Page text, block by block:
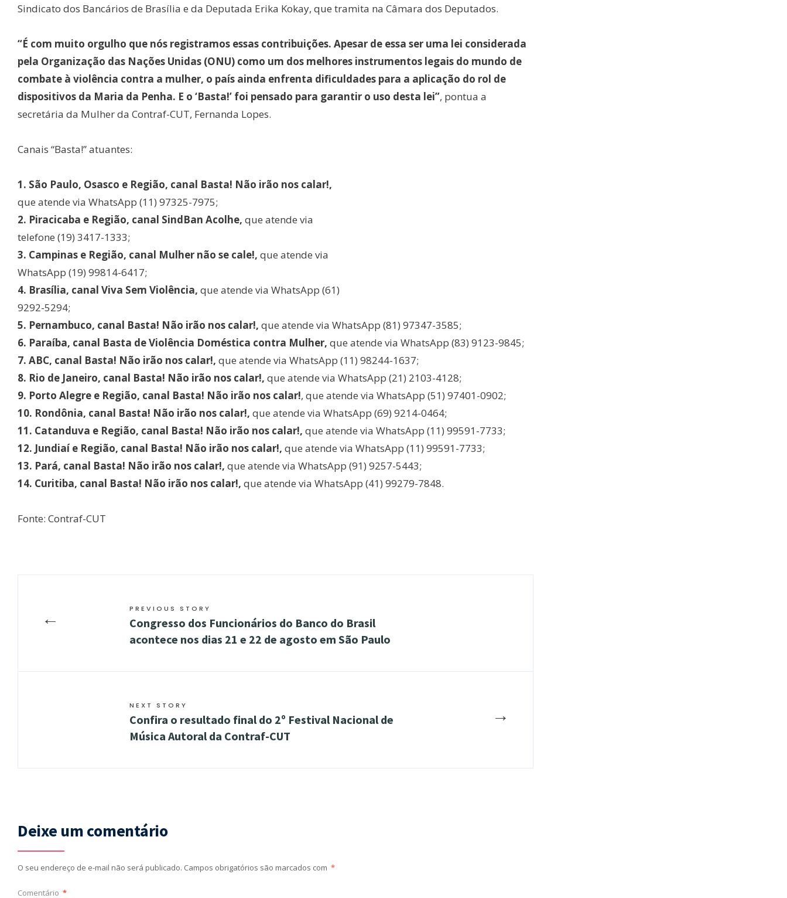
Sindicato dos Bancários de Brasília e da Deputada Erika Kokay, que tramita na Câmara dos Deputados.
“É com muito orgulho que nós registramos essas contribuições. Apesar de essa ser uma lei considerada
pela Organização das Nações Unidas (ONU) como um dos melhores instrumentos legais do mundo de
combate à violência contra a mulher, o país ainda enfrenta dificuldades para a aplicação do rol de
dispositivos da Maria da Penha. E o ‘Basta!’ foi pensado para garantir o uso desta lei”, pontua a
secretária da Mulher da Contraf-CUT, Fernanda Lopes.
Canais “Basta!” atuantes:
1. São Paulo, Osasco e Região, canal Basta! Não irão nos calar!,
que atende via WhatsApp (11) 97325-7975;
2. Piracicaba e Região, canal SindBan Acolhe, que atende via
telefone (19) 3417-1333;
3. Campinas e Região, canal Mulher não se cale!, que atende via
WhatsApp (19) 99814-6417;
4. Brasília, canal Viva Sem Violência, que atende via WhatsApp (61)
9292-5294;
5. Pernambuco, canal Basta! Não irão nos calar!, que atende via WhatsApp (81) 97347-3585;
6. Paraíba, canal Basta de Violência Doméstica contra Mulher, que atende via WhatsApp (83) 9123-9845;
7. ABC, canal Basta! Não irão nos calar!, que atende via WhatsApp (11) 98244-1637;
8. Rio de Janeiro, canal Basta! Não irão nos calar!, que atende via WhatsApp (21) 2103-4128;
9. Porto Alegre e Região, canal Basta! Não irão nos calar!, que atende via WhatsApp (51) 97401-0902;
10. Rondônia, canal Basta! Não irão nos calar!, que atende via WhatsApp (69) 9214-0464;
11. Catanduva e Região, canal Basta! Não irão nos calar!, que atende via WhatsApp (11) 99591-7733;
12. Jundiaí e Região, canal Basta! Não irão nos calar!, que atende via WhatsApp (11) 99591-7733;
13. Pará, canal Basta! Não irão nos calar!, que atende via WhatsApp (91) 9257-5443;
14. Curitiba, canal Basta! Não irão nos calar!, que atende via WhatsApp (41) 99279-7848.
Fonte: Contraf-CUT
← PREVIOUS STORY
Congresso dos Funcionários do Banco do Brasil
acontece nos dias 21 e 22 de agosto em São Paulo
→
NEXT STORY
Confira o resultado final do 2º Festival Nacional de
Música Autoral da Contraf-CUT
Deixe um comentário
O seu endereço de e-mail não será publicado. Campos obrigatórios são marcados com *
Comentário *